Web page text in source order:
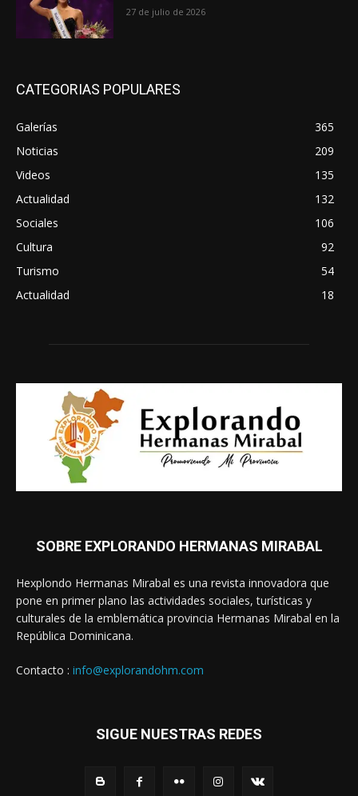
27 de julio de 2026
CATEGORIAS POPULARES
Galerías
365
Noticias
209
Videos
135
Actualidad
132
Sociales
106
Cultura
92
Turismo
54
Actualidad
18
SOBRE EXPLORANDO HERMANAS MIRABAL
Hexplondo Hermanas Mirabal es una revista innovadora que
pone en primer plano las actividades sociales, turísticas y
culturales de la emblemática provincia Hermanas Mirabal en la
República Dominicana.
Contacto : info@explorandohm.com
SIGUE NUESTRAS REDES